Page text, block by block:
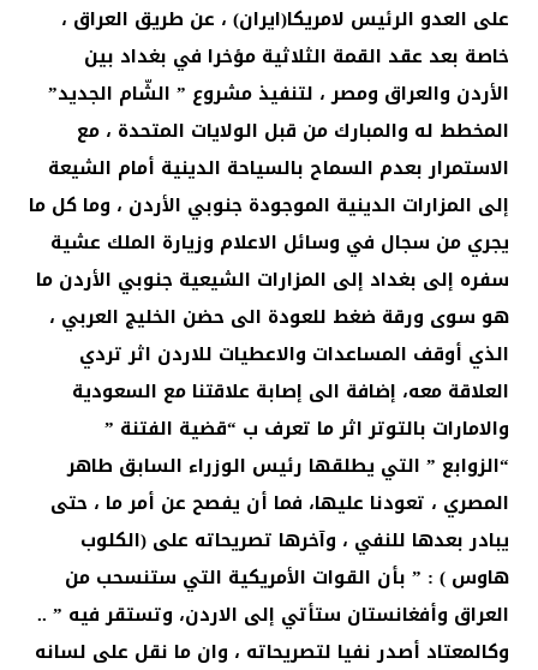
على العدو الرئيس لامريكا(ايران) ، عن طريق العراق ،
خاصة بعد عقد القمة الثلاثية مؤخرا في بغداد بين
الأردن والعراق ومصر ، لتنفيذ مشروع ” الشّام الجديد”
المخطط له والمبارك من قبل الولايات المتحدة ، مع
الاستمرار بعدم السماح بالسياحة الدينية أمام الشيعة
إلى المزارات الدينية الموجودة جنوبي الأردن ، وما كل ما
يجري من سجال في وسائل الاعلام وزيارة الملك عشية
سفره إلى بغداد إلى المزارات الشيعية جنوبي الأردن ما
هو سوى ورقة ضغط للعودة الى حضن الخليج العربي ،
الذي أوقف المساعدات والاعطيات للاردن اثر تردي
العلاقة معه، إضافة الى إصابة علاقتنا مع السعودية
والامارات بالتوتر اثر ما تعرف ب “قضية الفتنة ”
“الزوابع ” التي يطلقها رئيس الوزراء السابق طاهر
المصري ، تعودنا عليها، فما أن يفصح عن أمر ما ، حتى
يبادر بعدها للنفي ، وآخرها تصريحاته على (الكلوب
هاوس ) : ” بأن القوات الأمريكية التي ستنسحب من
العراق وأفغانستان ستأتي إلى الاردن، وتستقر فيه ” ..
وكالمعتاد أصدر نفيا لتصريحاته ، وان ما نقل على لسانه